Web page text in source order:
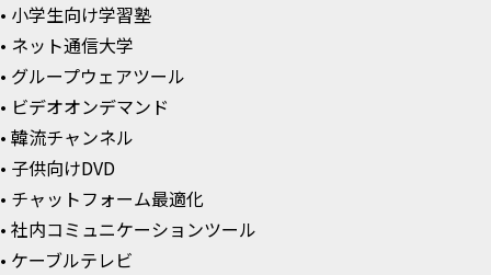
• 小学生向け学習塾
• ネット通信大学
• グループウェアツール
• ビデオオンデマンド
• 韓流チャンネル
• 子供向けDVD
• チャットフォーム最適化
• 社内コミュニケーションツール
• ケーブルテレビ